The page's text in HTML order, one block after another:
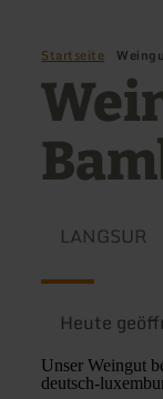
Startseite
LANGSUR
Heute
Unser Weingut
deutsch-